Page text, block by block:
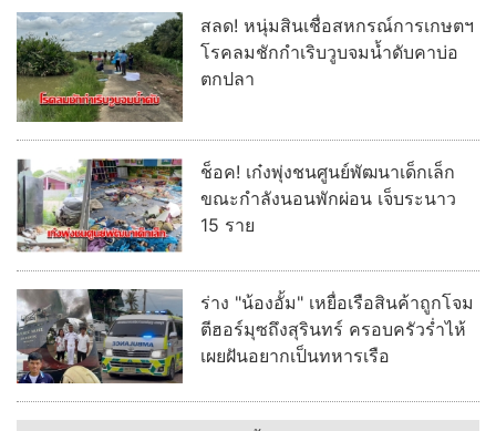
สลด! หนุ่มสินเชื่อสหกรณ์การเกษตฯ
โรคลมชักกำเริบวูบจมน้ำดับคาบ่อ
ตกปลา
ช็อค! เก๋งพุ่งชนศูนย์พัฒนาเด็กเล็ก
ขณะกำลังนอนพักผ่อน เจ็บระนาว
15 ราย
ร่าง "น้องอั้ม" เหยื่อเรือสินค้าถูกโจม
ตีฮอร์มุซถึงสุรินทร์ ครอบครัวร่ำไห้
เผยฝันอยากเป็นทหารเรือ